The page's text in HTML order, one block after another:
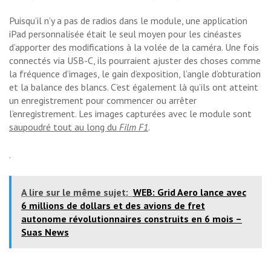
Puisqu’il n’y a pas de radios dans le module, une application
iPad personnalisée était le seul moyen pour les cinéastes
d’apporter des modifications à la volée de la caméra. Une fois
connectés via USB-C, ils pourraient ajuster des choses comme
la fréquence d’images, le gain d’exposition, l’angle d’obturation
et la balance des blancs. C’est également là qu’ils ont atteint
un enregistrement pour commencer ou arrêter
l’enregistrement. Les images capturées avec le module sont
saupoudré tout au long du Film F1.
.
A lire sur le même sujet: WEB: Grid Aero lance avec
6 millions de dollars et des avions de fret
autonome révolutionnaires construits en 6 mois –
Suas News